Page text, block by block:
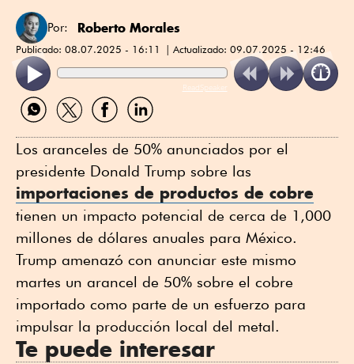
Por: Roberto Morales
Publicado: 08.07.2025 - 16:11 Actualizado: 09.07.2025 - 12:46
ReadSpeaker
Compartir
por
Compartir
por
Compartir
por
Compartir
por
Los aranceles de 50% anunciados por el
presidente Donald Trump sobre las
importaciones de productos de cobre
tienen un impacto potencial de cerca de 1,000
millones de dólares anuales para México.
Trump amenazó con anunciar este mismo
martes un arancel de 50% sobre el cobre
importado como parte de un esfuerzo para
impulsar la producción local del metal.
Te puede interesar